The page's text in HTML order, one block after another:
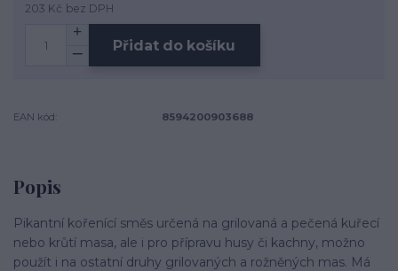
203 Kč bez DPH
Přidat do košíku
EAN kód: 8594200903688
Popis
Pikantní kořenící směs určená na grilovaná a pečená kuřecí
nebo krůtí masa, ale i pro přípravu husy či kachny, možno
použít i na ostatní druhy grilovaných a rožněných mas. Má